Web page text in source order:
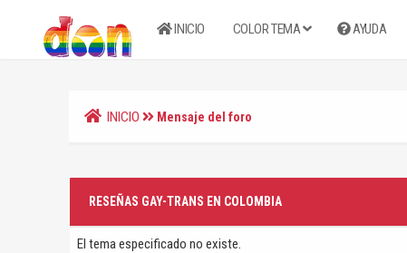
INICIO COLOR TEMA AYUDA
INICIO Mensaje del foro
RESEÑAS GAY-TRANS EN COLOMBIA
El tema especificado no existe.